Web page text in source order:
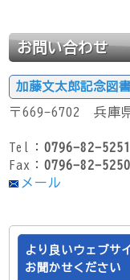
お問い合わせ
加藤文太郎記念図
〒669-6702 兵庫
Tel：0796-82-5251
Fax：0796-82-5250
メール
より良いウェブサ
お聞かせください